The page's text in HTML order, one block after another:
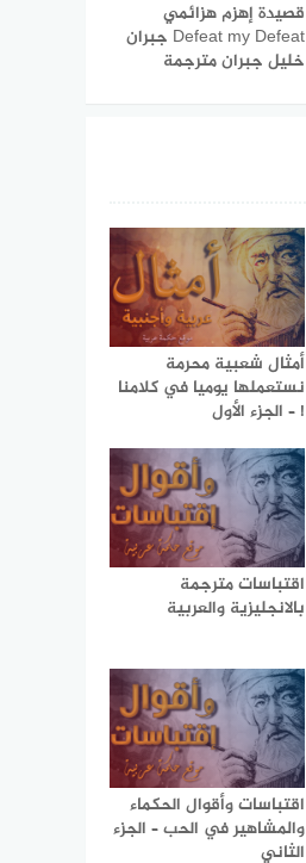
قصيدة إهزم هزائمي
Defeat my Defeat جبران
خليل جبران مترجمة
أمثال شعبية محرمة
نستعملها يوميا في كلامنا
! – الجزء الأول
اقتباسات مترجمة
بالانجليزية والعربية
اقتباسات وأقوال الحكماء
والمشاهير في الحب – الجزء
الثاني